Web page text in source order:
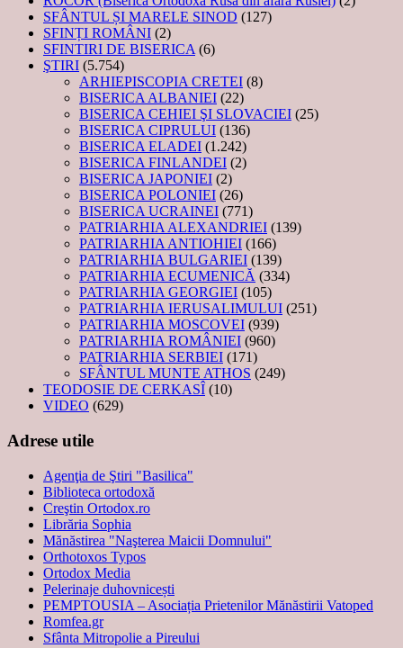
SFÂNTUL ȘI MARELE SINOD (127)
SFINȚI ROMÂNI (2)
SFINTIRI DE BISERICA (6)
ŞTIRI (5.754)
ARHIEPISCOPIA CRETEI (8)
BISERICA ALBANIEI (22)
BISERICA CEHIEI ŞI SLOVACIEI (25)
BISERICA CIPRULUI (136)
BISERICA ELADEI (1.242)
BISERICA FINLANDEI (2)
BISERICA JAPONIEI (2)
BISERICA POLONIEI (26)
BISERICA UCRAINEI (771)
PATRIARHIA ALEXANDRIEI (139)
PATRIARHIA ANTIOHIEI (166)
PATRIARHIA BULGARIEI (139)
PATRIARHIA ECUMENICĂ (334)
PATRIARHIA GEORGIEI (105)
PATRIARHIA IERUSALIMULUI (251)
PATRIARHIA MOSCOVEI (939)
PATRIARHIA ROMÂNIEI (960)
PATRIARHIA SERBIEI (171)
SFÂNTUL MUNTE ATHOS (249)
TEODOSIE DE CERKASÎ (10)
VIDEO (629)
Adrese utile
Agenţia de Ştiri "Basilica"
Biblioteca ortodoxă
Creştin Ortodox.ro
Librăria Sophia
Mănăstirea "Naşterea Maicii Domnului"
Orthotoxos Typos
Ortodox Media
Pelerinaje duhovnicești
PEMPTOUSIA – Asociația Prietenilor Mănăstirii Vatoped
Romfea.gr
Sfânta Mitropolie a Pireului